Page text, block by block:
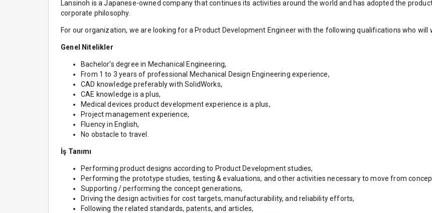
Lansinoh is a Japanese-owned company that continues its activities around the world and has adopted the
corporate philosophy.
For our organization, we are looking for a Product Development Engineer with the following qualifications who will
Genel Nitelikler
Bachelor’s degree in Mechanical Engineering,
From 1 to 3 years of professional Mechanical Design Engineering experience,
CAD knowledge preferably with SolidWorks,
CAE knowledge is a plus,
Medical devices product development experience is a plus,
Project management experience,
Fluency in English,
No obstacle to travel.
İş Tanımı
Performing product designs according to Product Development studies,
Performing the prototype studies, testing & evaluations, and other activities necessary to move from
Supporting / performing the concept generations,
Driving the design activities for cost targets, manufacturability, and reliability efforts,
Following the related standards, patents, and articles,